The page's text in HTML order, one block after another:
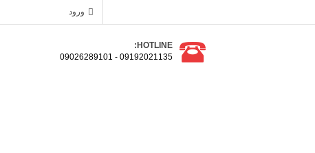
ورود
HOTLINE:
09192021135 - 09026289101